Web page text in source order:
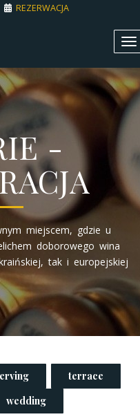
REZERWACJA
-
miejscem, gdzie u
doborowego wina
tak i europejskiej
terrace
wedding